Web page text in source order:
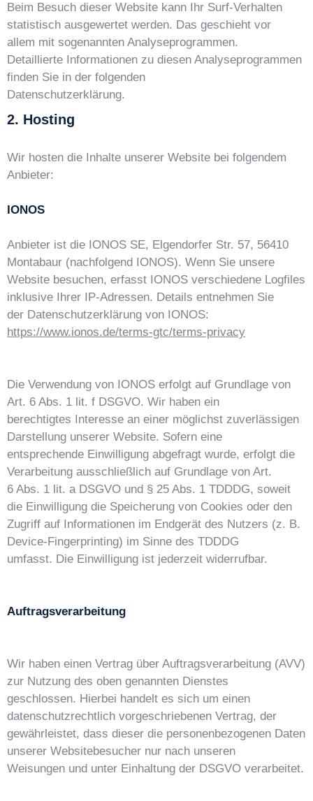
Beim Besuch dieser Website kann Ihr Surf-Verhalten
statistisch ausgewertet werden. Das geschieht vor
allem mit sogenannten Analyseprogrammen.
Detaillierte Informationen zu diesen Analyseprogrammen
finden Sie in der folgenden
Datenschutzerklärung.
2. Hosting
Wir hosten die Inhalte unserer Website bei folgendem
Anbieter:
IONOS
Anbieter ist die IONOS SE, Elgendorfer Str. 57, 56410
Montabaur (nachfolgend IONOS). Wenn Sie unsere
Website besuchen, erfasst IONOS verschiedene Logfiles
inklusive Ihrer IP-Adressen. Details entnehmen Sie
der Datenschutzerklärung von IONOS:
https://www.ionos.de/terms-gtc/terms-privacy
Die Verwendung von IONOS erfolgt auf Grundlage von
Art. 6 Abs. 1 lit. f DSGVO. Wir haben ein
berechtigtes Interesse an einer möglichst zuverlässigen
Darstellung unserer Website. Sofern eine
entsprechende Einwilligung abgefragt wurde, erfolgt die
Verarbeitung ausschließlich auf Grundlage von Art.
6 Abs. 1 lit. a DSGVO und § 25 Abs. 1 TDDDG, soweit
die Einwilligung die Speicherung von Cookies oder den
Zugriff auf Informationen im Endgerät des Nutzers (z. B.
Device-Fingerprinting) im Sinne des TDDDG
umfasst. Die Einwilligung ist jederzeit widerrufbar.
Auftragsverarbeitung
Wir haben einen Vertrag über Auftragsverarbeitung (AVV)
zur Nutzung des oben genannten Dienstes
geschlossen. Hierbei handelt es sich um einen
datenschutzrechtlich vorgeschriebenen Vertrag, der
gewährleistet, dass dieser die personenbezogenen Daten
unserer Websitebesucher nur nach unseren
Weisungen und unter Einhaltung der DSGVO verarbeitet.